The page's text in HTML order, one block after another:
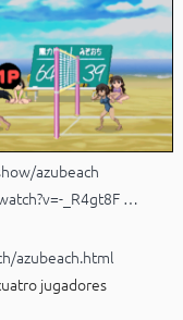
azubeach
_R4gt8F …
azubeach.html
jugadores